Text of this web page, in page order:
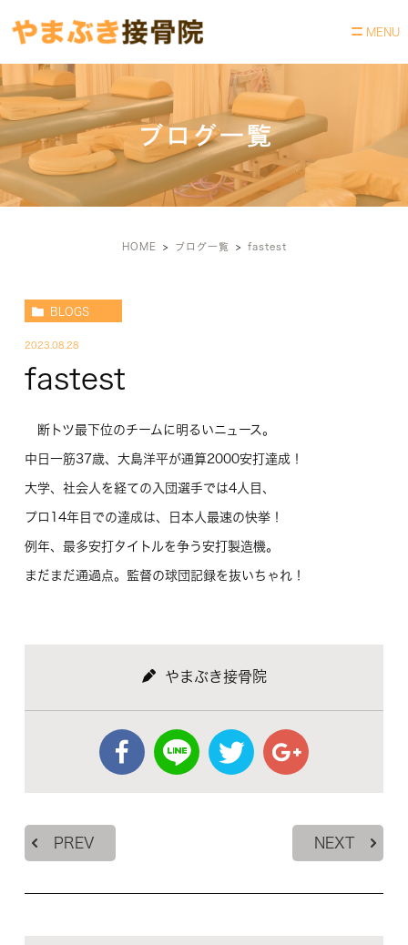
ブログ一覧
HOME ブログ一覧 fastest
BLOGS
2023.08.28
fastest
断トツ最下位のチームに明るいニュース。
中日一筋37歳、大島洋平が通算2000安打達成！
大学、社会人を経ての入団選手では4人目、
プロ14年目での達成は、日本人最速の快挙！
例年、最多安打タイトルを争う安打製造機。
まだまだ通過点。監督の球団記録を抜いちゃれ！
やまぶき接骨院
PREV NEXT